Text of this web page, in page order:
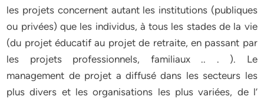
les projets concernent autant les institutions (publiques
ou privées) que les individus, à tous les stades de la vie
(du projet éducatif au projet de retraite, en passant par
les projets professionnels, familiaux .. . ). Le
management de projet a diffusé dans les secteurs les
plus divers et les organisations les plus variées, de l’